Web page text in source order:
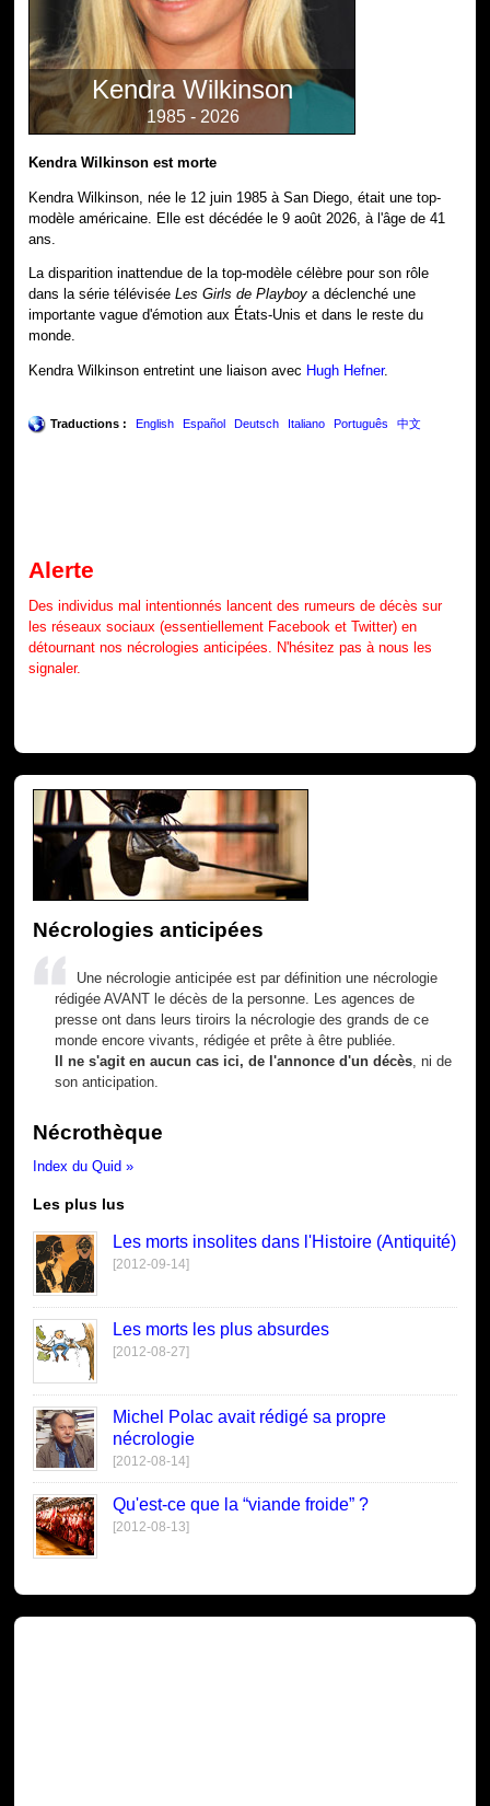
Kendra Wilkinson
1985 - 2026
Kendra Wilkinson est morte
Kendra Wilkinson, née le 12 juin 1985 à San Diego, était une top-
modèle américaine. Elle est décédée le 9 août 2026, à l'âge de 41
ans.
La disparition inattendue de la top-modèle célèbre pour son rôle
dans la série téléviséeLes Girls de Playboy a déclenché une
importante vague d'émotion aux États-Unis et dans le reste du
monde.
Kendra Wilkinson entretint une liaison avec Hugh Hefner.
Traductions : English Español Deutsch Italiano Português 中文
Alerte
Des individus mal intentionnés lancent des rumeurs de décès sur
les réseaux sociaux (essentiellement Facebook et Twitter) en
détournant nos nécrologies anticipées. N'hésitez pas à nous les
signaler.
Nécrologies anticipées
Une nécrologie anticipée est par définition une nécrologie
rédigée AVANT le décès de la personne. Les agences de
presse ont dans leurs tiroirs la nécrologie des grands de ce
monde encore vivants, rédigée et prête à être publiée.
Il ne s'agit en aucun cas ici, de l'annonce d'un décès , ni de
son anticipation.
Nécrothèque
Index du Quid »
Les plus lus
Les morts insolites dans l'Histoire (Antiquité)
[2012-09-14]
Les morts les plus absurdes
[2012-08-27]
Michel Polac avait rédigé sa propre
nécrologie
[2012-08-14]
Qu'est-ce que la “viande froide” ?
[2012-08-13]